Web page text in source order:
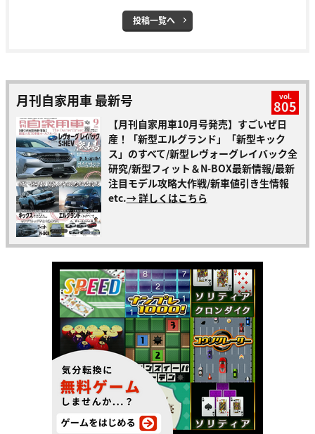
投稿一覧へ
月刊自家用車 最新号 vol.
805
【月刊自家用車10月号発売】すごいぜ日
産！「新型エルグランド」「新型キック
ス」のすべて/新型レヴォーグレイバック全
研究/新型フィット＆N-BOX最新情報/最新
注目モデル攻略大作戦/新車値引き生情報
etc.→ 詳しくはこちら